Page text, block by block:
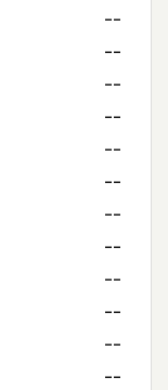
--
--
--
--
--
--
--
--
--
--
--
--